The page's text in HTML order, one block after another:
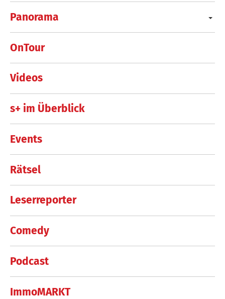
Panorama
OnTour
Videos
s+ im Überblick
Events
Rätsel
Leserreporter
Comedy
Podcast
ImmoMARKT